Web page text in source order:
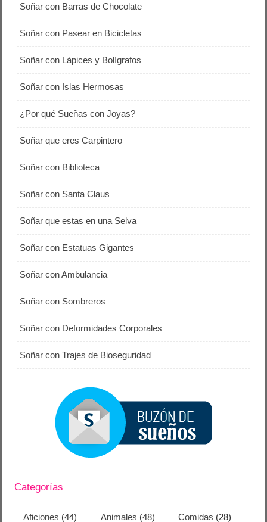
Soñar con Barras de Chocolate
Soñar con Pasear en Bicicletas
Soñar con Lápices y Bolígrafos
Soñar con Islas Hermosas
¿Por qué Sueñas con Joyas?
Soñar que eres Carpintero
Soñar con Biblioteca
Soñar con Santa Claus
Soñar que estas en una Selva
Soñar con Estatuas Gigantes
Soñar con Ambulancia
Soñar con Sombreros
Soñar con Deformidades Corporales
Soñar con Trajes de Bioseguridad
Categorías
Aficiones (44) Animales (48) Comidas (28)